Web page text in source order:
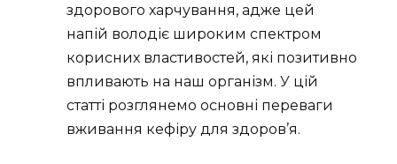
здорового харчування, адже цей
напій володіє широким спектром
корисних властивостей, які позитивно
впливають на наш організм. У цій
статті розглянемо основні переваги
вживання кефіру для здоров’я.